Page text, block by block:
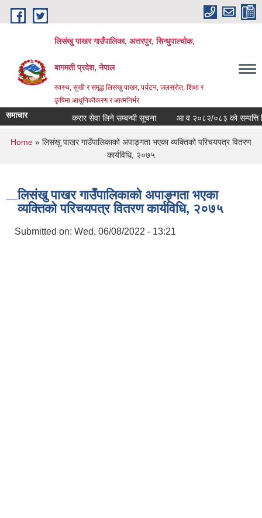
Skip to main content
लिसंखु पाखर गाउँपालिका, अत्तरपुर, सिन्धुपाल्चोक,
बागमती प्रदेश, नेपाल
स्वस्थ, सुखी र समृद्ध लिसंखु पाखर, पर्यटन, जलस्रोत, शिक्षा र
कृषिमा आधुनिकीकरण र आत्मनिर्भर
समाचार करार सेवा लिने सम्बन्धी सूचना आ व २०८२/०८३ काे सम्पत्ति
You are here
Home » लिसंखु पाखर गाउँपालिकाको अपाङ्गता भएका व्यक्तिको परिचयपत्र वितरण
कार्यविधि, २०७५
लिसंखु पाखर गाउँपालिकाको अपाङ्गता भएका
व्यक्तिको परिचयपत्र वितरण कार्यविधि, २०७५
Submitted on: Wed, 06/08/2022 - 13:21